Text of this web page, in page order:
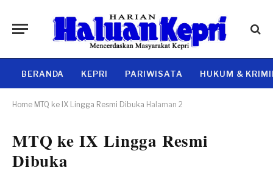
BERANDA KEPRI PARIWISATA HUKUM &
Home MTQ ke IX Lingga Resmi Dibuka Halaman 2
MTQ ke IX Lingga Resmi
Dibuka